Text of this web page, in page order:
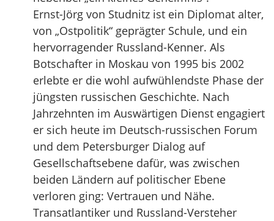
Ernst-Jörg von Studnitz ist ein Diplomat alter,
von „Ostpolitik“ geprägter Schule, und ein
hervorragender Russland-Kenner. Als
Botschafter in Moskau von 1995 bis 2002
erlebte er die wohl aufwühlendste Phase der
jüngsten russischen Geschichte. Nach
Jahrzehnten im Auswärtigen Dienst engagiert
er sich heute im Deutsch-russischen Forum
und dem Petersburger Dialog auf
Gesellschaftsebene dafür, was zwischen
beiden Ländern auf politischer Ebene
verloren ging: Vertrauen und Nähe.
Transatlantiker und Russland-Versteher